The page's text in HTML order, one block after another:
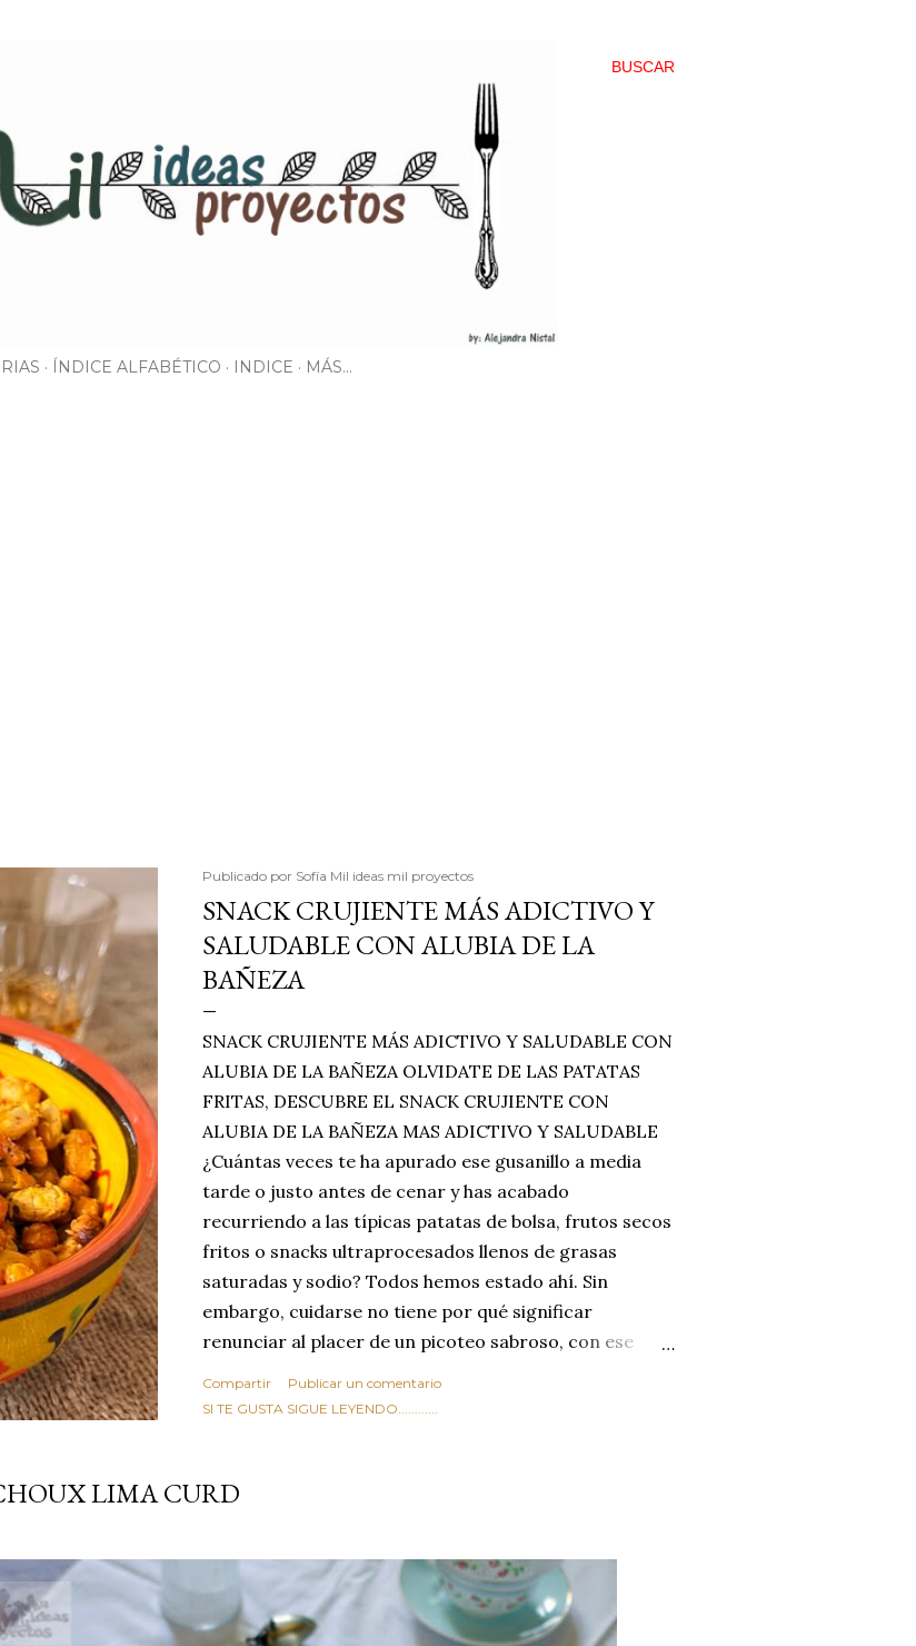
BUSCAR
ÍNDICE ALFABÉTICO INDICE MÁS…
Publicado por Sofía Mil ideas mil proyectos
SNACK CRUJIENTE MÁS ADICTIVO Y
SALUDABLE CON ALUBIA DE LA
BAÑEZA
SNACK CRUJIENTE MÁS ADICTIVO Y SALUDABLE CON
ALUBIA DE LA BAÑEZA OLVIDATE DE LAS PATATAS
FRITAS, DESCUBRE EL SNACK CRUJIENTE CON
ALUBIA DE LA BAÑEZA MAS ADICTIVO Y SALUDABLE
¿Cuántas veces te ha apurado ese gusanillo a media
tarde o justo antes de cenar y has acabado
recurriendo a las típicas patatas de bolsa, frutos secos
fritos o snacks ultraprocesados llenos de grasas
saturadas y sodio? Todos hemos estado ahí. Sin
embargo, cuidarse no tiene por qué significar
renunciar al placer de un picoteo sabroso, con ese
Estas alubias crujientes al horno van a cambiar por
tradicionales y copiosos de invierno. Con esta receta
en un snack ligero, dorado, cargado de proteína y
100% natural. Es el sustituto perfecto a los frutos se...
Compartir
Publicar un comentario
SI TE GUSTA SIGUE LEYENDO............
LIMA CURD